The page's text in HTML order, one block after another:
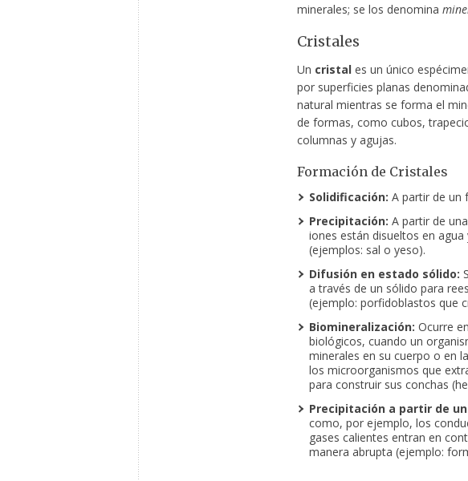
minerales; se los denomina
Cristales
Un cristales un único
por superficies planas
natural mientras se forma el
de formas, como cubos,
columnas y agujas.
Formación de Cristales
Solidificación: A partir de un
Precipitación: A partir de
iones están disueltos en
(ejemplos: sal o yeso).
Difusión en estado sólido:
a través de un sólido para
(ejemplo: porfidoblastos que
Biomineralización: Ocurre
biológicos, cuando un
minerales en su cuerpo o en
los microorganismos que
para construir sus conchas
Precipitación a partir de
como, por ejemplo, los
gases calientes entran en
manera abrupta (ejemplo: